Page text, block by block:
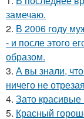
замечаю.
2. В 2006 году
- и после этого
образом.
3. А вы знали,
ничего не
4. Зато
5. Красный